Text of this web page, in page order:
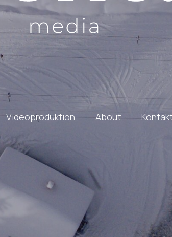
Videoproduktion About